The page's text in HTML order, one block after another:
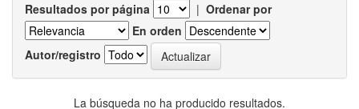
Resultados por página | Ordenar por
En orden
Autor/registro
La búsqueda no ha producido resultados.